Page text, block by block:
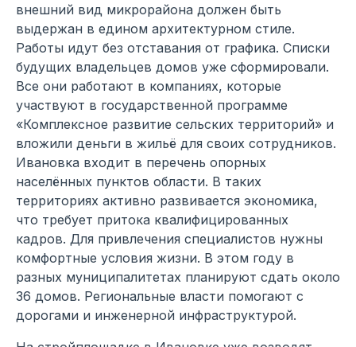
внешний вид микрорайона должен быть
выдержан в едином архитектурном стиле.
Работы идут без отставания от графика. Списки
будущих владельцев домов уже сформировали.
Все они работают в компаниях, которые
участвуют в государственной программе
«Комплексное развитие сельских территорий» и
вложили деньги в жильё для своих сотрудников.
Ивановка входит в перечень опорных
населённых пунктов области. В таких
территориях активно развивается экономика,
что требует притока квалифицированных
кадров. Для привлечения специалистов нужны
комфортные условия жизни. В этом году в
разных муниципалитетах планируют сдать около
36 домов. Региональные власти помогают с
дорогами и инженерной инфраструктурой.